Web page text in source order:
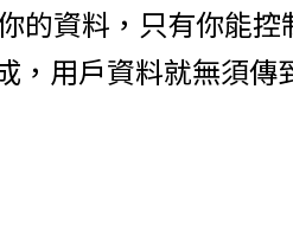
的資料，只有你能
，用戶資料就無須傳